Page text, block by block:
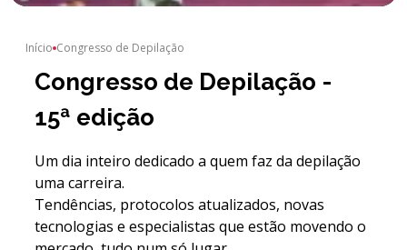
Início Congresso de Depilação
Congresso de Depilação -
15ª edição
Um dia inteiro dedicado a quem faz da depilação
uma carreira.
Tendências, protocolos atualizados, novas
tecnologias e especialistas que estão movendo o